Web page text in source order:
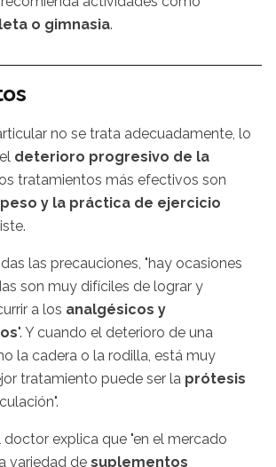
o gimnasia.
no se trata adecuadamente, lo
deterioro progresivo de la
tratamientos más efectivos son
y la práctica de ejercicio
las precauciones, "hay ocasiones
son muy difíciles de lograr y
a los analgésicos y
". Y cuando el deterioro de una
la cadera o la rodilla, está muy
tratamiento puede ser la prótesis
doctor explica que "en el mercado
variedad de suplementos